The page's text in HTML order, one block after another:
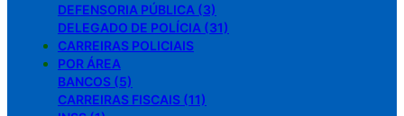
DEFENSORIA PÚBLICA (3)
DELEGADO DE POLÍCIA (31)
CARREIRAS POLICIAIS
POR ÁREA
BANCOS (5)
CARREIRAS FISCAIS (11)